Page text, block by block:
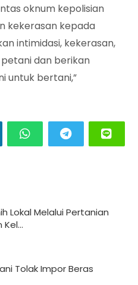
oknum kepolisian
kekerasan kepada
intimidasi, kekerasan,
dan berikan
untuk bertani,”
Lokal Melalui Pertanian
Tolak Impor Beras